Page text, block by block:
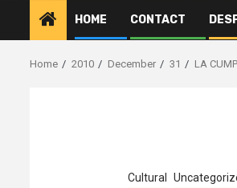
HOME CONTACT
Home 2010 December 31 LA
Cultural